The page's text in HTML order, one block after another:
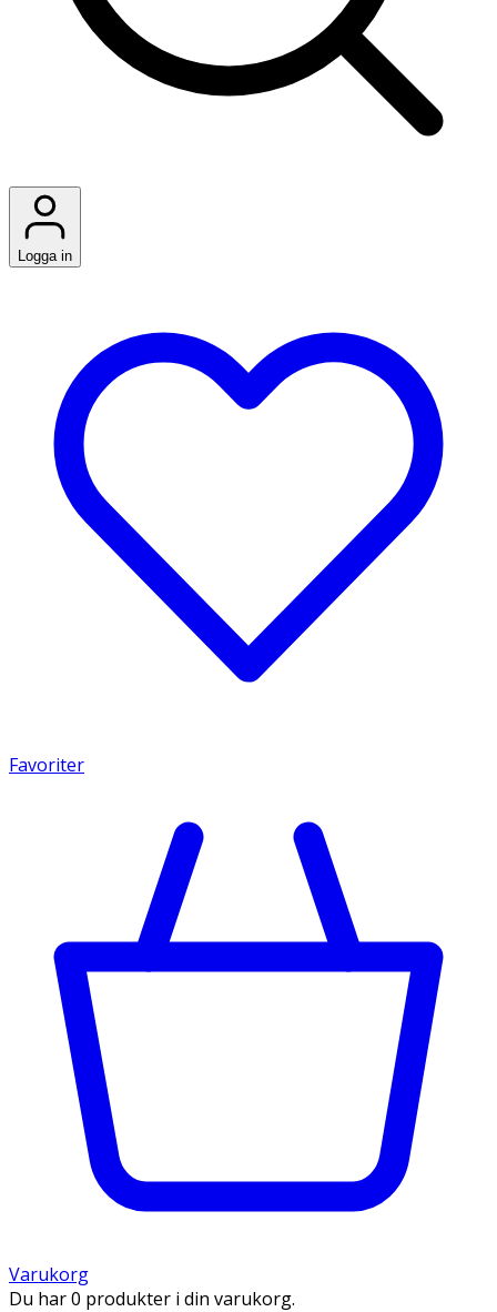
Logga in
Favoriter
Varukorg
Du har 0 produkter i din varukorg.